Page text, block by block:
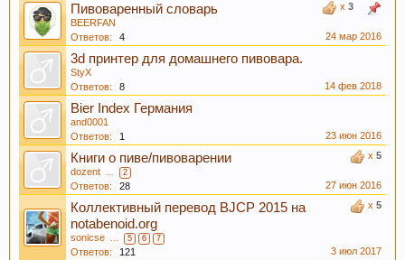
Пиво содержит витамин В, который помогает
нам поддерживать здоровую кожу, нужный
мышечный тонус, борется с заболеваниями
сердечно-сосудистой и иммунной системы.
Кофе оказывает воздействие на
x 3
Пивоваренный словарь
BEERFAN
Ответов:
4 24 мар 2016
3d принтер для домашнего пивовара.
StyX
Ответов:
8 14 фев 2018
Bier Index Германия
and0001
Ответов:
1
23 июн 2016
x 5
Книги о пиве/пивоварении
dozent ... 2
Ответов: 28
27 июн 2016
x 5
Коллективный перевод BJCP 2015 на
notabenoid.org
sonicse ... 5 6 7
Ответов: 121
3 июл 2017